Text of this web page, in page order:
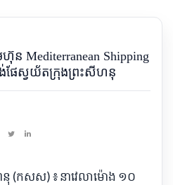
ន Mediterranean Shipping
ផែស្វយ័តក្រុងព្រះសីហនុ
(កសស) ៖ នាវេលាម៉ោង ១០